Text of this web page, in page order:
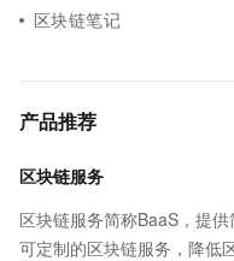
区块链笔记
产品推荐
区块链服务
区块链服务简称BaaS，提
可定制的区块链服务，降低